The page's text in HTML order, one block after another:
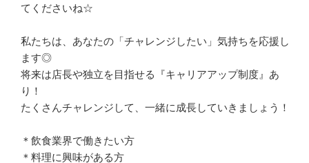
てくださいね☆
私たちは、あなたの「チャレンジしたい」気持ちを応援し
ます◎
将来は店長や独立を目指せる『キャリアアップ制度』あ
り！
たくさんチャレンジして、一緒に成長していきましょう！
＊飲食業界で働きたい方
＊料理に興味がある方